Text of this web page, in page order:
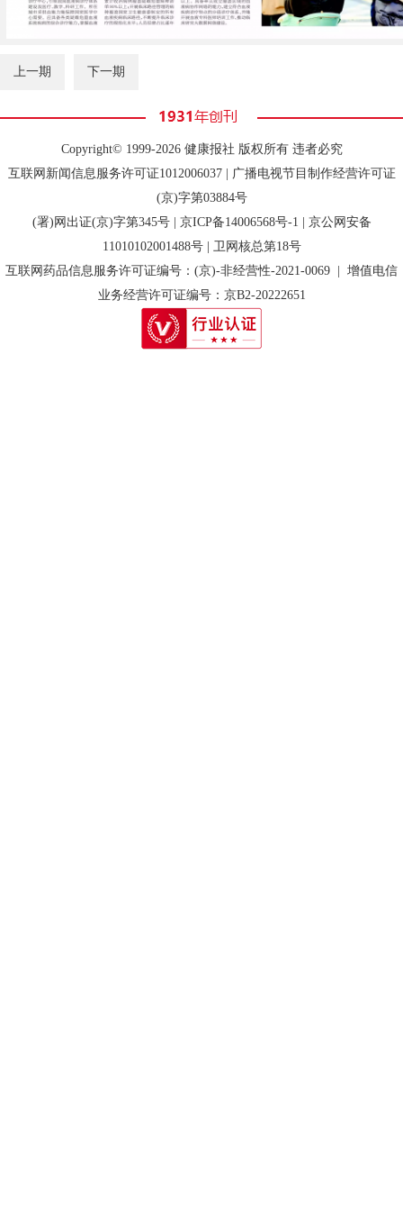
上一期 下一期
Copyright© 1999-2026 健康报社 版权所有 违者必究
互联网新闻信息服务许可证1012006037 | 广播电视节目制作经营许可证
(京)字第03884号
(署)网出证(京)字第345号 | 京ICP备14006568号-1 | 京公网安备
11010102001488号 | 卫网核总第18号
互联网药品信息服务许可证编号：(京)-非经营性-2021-0069 | 增值电信
业务经营许可证编号：京B2-20222651